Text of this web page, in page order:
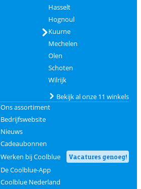
Hasselt
Hognoul
Kuurne
Mechelen
Olen
Schoten
Wilrijk
Bekijk al onze 11 winkels
Ons assortiment
Bedrijfswebsite
Nieuws
Cadeaubonnen
Werken bij Coolblue
Vacatures genoeg!
De Coolblue-App
Coolblue Nederland